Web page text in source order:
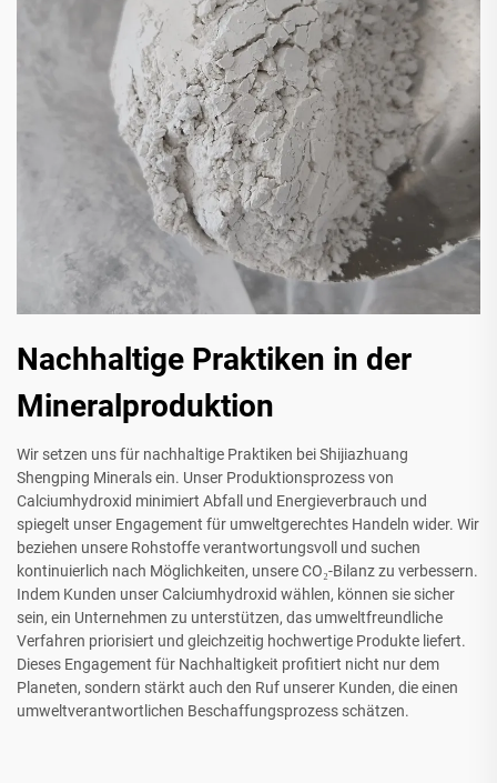
Nachhaltige Praktiken in der
Mineralproduktion
Wir setzen uns für nachhaltige Praktiken bei Shijiazhuang
Shengping Minerals ein. Unser Produktionsprozess von
Calciumhydroxid minimiert Abfall und Energieverbrauch und
spiegelt unser Engagement für umweltgerechtes Handeln wider. Wir
beziehen unsere Rohstoffe verantwortungsvoll und suchen
kontinuierlich nach Möglichkeiten, unsere CO₂-Bilanz zu verbessern.
Indem Kunden unser Calciumhydroxid wählen, können sie sicher
sein, ein Unternehmen zu unterstützen, das umweltfreundliche
Verfahren priorisiert und gleichzeitig hochwertige Produkte liefert.
Dieses Engagement für Nachhaltigkeit profitiert nicht nur dem
Planeten, sondern stärkt auch den Ruf unserer Kunden, die einen
umweltverantwortlichen Beschaffungsprozess schätzen.